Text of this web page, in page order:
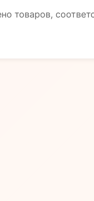
товаров,